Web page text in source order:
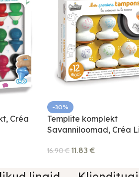
Créa
-30%
Templite komplekt
Savanniloomad, Créa
16.90€ 11.83€